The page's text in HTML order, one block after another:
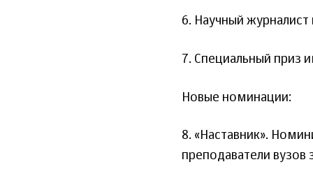
6. Научный журналист
7. Специальный приз
Новые номинации:
8. «Наставник».
преподаватели вузов